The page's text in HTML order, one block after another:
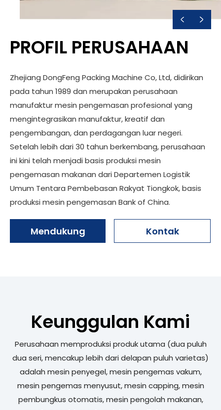
PROFIL PERUSAHAAN
Zhejiang DongFeng Packing Machine Co, Ltd, didirikan
pada tahun 1989 dan merupakan perusahaan
manufaktur mesin pengemasan profesional yang
mengintegrasikan manufaktur, kreatif dan
pengembangan, dan perdagangan luar negeri.
Setelah lebih dari 30 tahun berkembang, perusahaan
ini kini telah menjadi basis produksi mesin
pengemasan makanan dari Departemen Logistik
Umum Tentara Pembebasan Rakyat Tiongkok, basis
produksi mesin pengemasan Bank of China.
Mendukung Kontak
Keunggulan Kami
Perusahaan memproduksi produk utama (dua puluh
dua seri, mencakup lebih dari delapan puluh varietas)
adalah mesin penyegel, mesin pengemas vakum,
mesin pengemas menyusut, mesin capping, mesin
pembungkus otomatis, mesin pengolah makanan,